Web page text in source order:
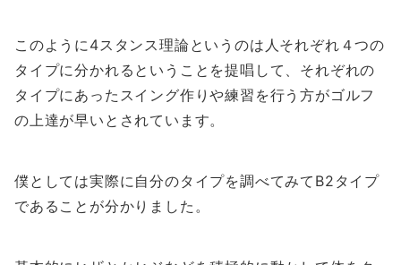
このように4スタンス理論というのは人それぞれ４つの
タイプに分かれるということを提唱して、それぞれの
タイプにあったスイング作りや練習を行う方がゴルフ
の上達が早いとされています。
僕としては実際に自分のタイプを調べてみてB2タイプ
であることが分かりました。